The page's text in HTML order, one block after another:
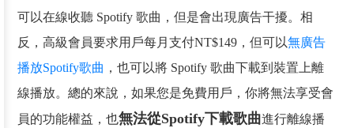
可以在線收聽 Spotify 歌曲，但是會出現廣告干擾。相
反，高級會員要求用戶每月支付NT$149，但可以無廣告
播放Spotify歌曲 ，也可以將 Spotify 歌曲下載到裝置上離
線播放。總的來說，如果您是免費用戶，你將無法享受會
員的功能權益，也無法從Spotify下載歌曲進行離線播